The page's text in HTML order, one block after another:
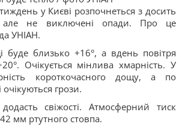
у Києві розпочнеться з досить
але не виключені опади. Про це
УНІАН.
буде близько +16°, а вдень повітря
Очікується мінлива хмарність. У
короткочасного дощу, а по
очікуються грози.
свіжості. Атмосферний тиск
мм ртутного стовпа.